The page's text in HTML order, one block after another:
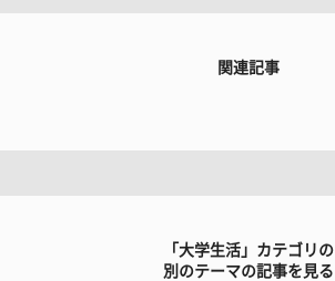
関連記事
「大学生活」カテゴリの
別のテーマの記事を見る